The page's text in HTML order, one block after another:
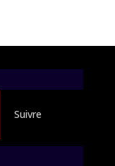
Suivre